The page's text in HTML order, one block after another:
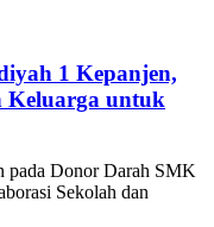
1 Kepanjen,
Keluarga untuk
pada Donor Darah SMK
Sekolah dan